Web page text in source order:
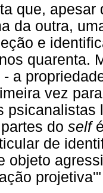
que,
da outra,
e
quarenta.
a
vez
psicanalistas
do self
de
objeto